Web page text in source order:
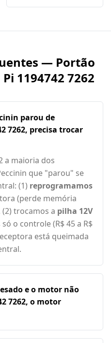
— Portão
Pi 1194742 7262
parou de
7262, precisa trocar
a maioria dos
que "parou" se
(1) reprogramamos
(perde memória
trocamos a pilha 12V
o controle (R$ 45 a R$
está queimada
e o motor não
7262, o motor